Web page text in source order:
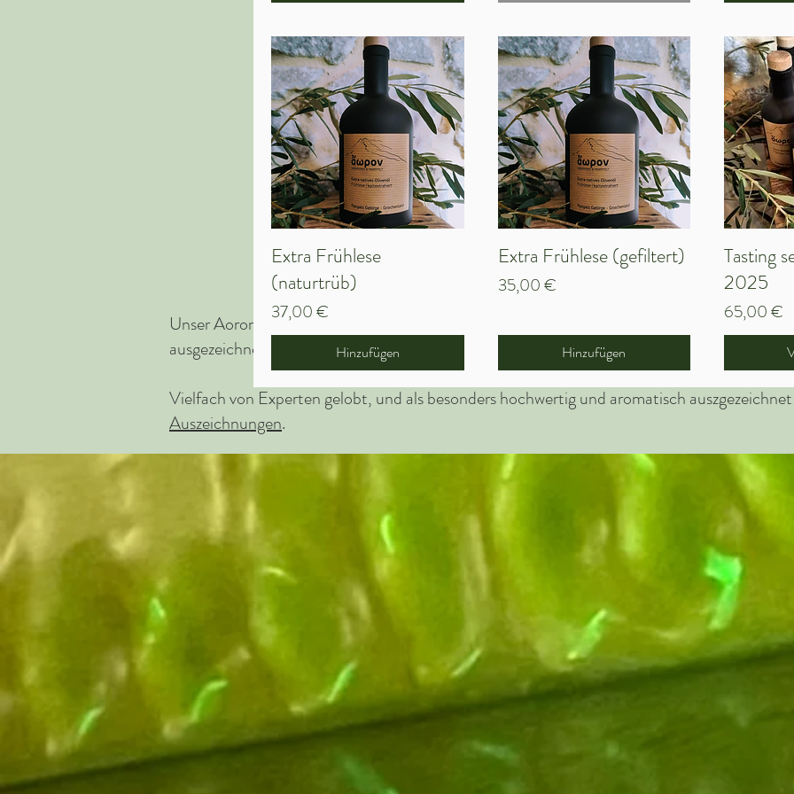
Unser Aoron, Frühlese Olivenöl nativ extra wurde mehrfach international preisgekrönt und
ausgezeichnet.
Vielfach von Experten gelobt, und als besonders hochwertig und aromatisch
Auszeichnungen.
Schnellansicht
Extra Frühlese
(naturtrüb)
Preis
37,00 €
Hinzufügen
Schnellansicht
Extra Frühlese (gefiltert)
Preis
35,00 €
Hinzufügen
Tasting
2025
Preis
65,00 €